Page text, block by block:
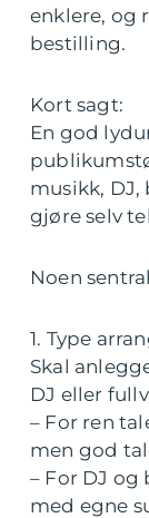
enklere, og
bestilling.
Kort sagt:
En god
musikk, DJ,
gjøre selv
Noen
1. Type
Skal
DJ eller
– For ren
men god
– For DJ
med egne